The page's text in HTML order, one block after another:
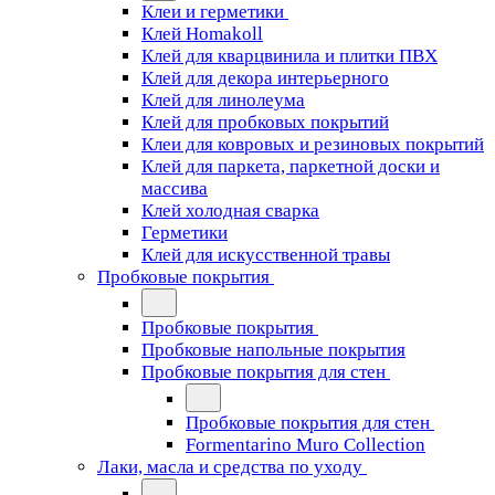
Клеи и герметики
Клей Homakoll
Клей для кварцвинила и плитки ПВХ
Клей для декора интерьерного
Клей для линолеума
Клей для пробковых покрытий
Клеи для ковровых и резиновых покрытий
Клей для паркета, паркетной доски и
массива
Клей холодная сварка
Герметики
Клей для искусственной травы
Пробковые покрытия
Пробковые покрытия
Пробковые напольные покрытия
Пробковые покрытия для стен
Пробковые покрытия для стен
Formentarino Muro Collection
Лаки, масла и средства по уходу